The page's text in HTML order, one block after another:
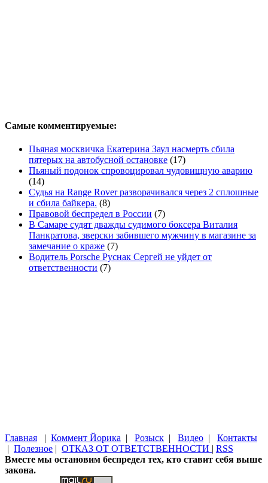
Самые комментируемые:
Пьяная москвичка Екатерина Заул насмерть сбила
пятерых на автобусной остановке (17)
Пьяный подонок спровоцировал чудовищную аварию
(14)
Судья на Range Rover разворачивался через 2 сплошные
и сбила байкера. (8)
Правовой беспредел в России (7)
В Самаре судят дважды судимого боксера Виталия
Панкратова, зверски забившего мужчину в магазине за
замечание о краже (7)
Водитель Porsche Руснак Сергей не уйдет от
ответственности (7)
Главная | Коммент Йорика | Розыск | Видео | Контакты
| Полезное | ОТКАЗ ОТ ОТВЕТСТВЕННОСТИ | RSS
Вместе мы остановим беспредел тех, кто ставит себя выше
закона.